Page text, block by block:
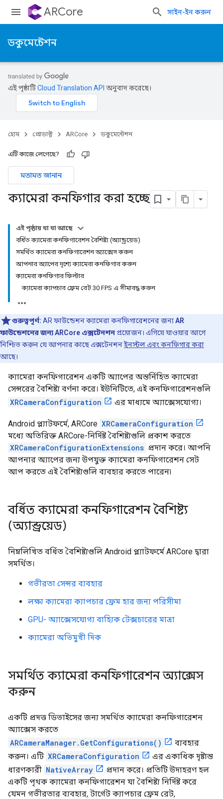
ARCore সাইন-ইন করুন
ডকুমেন্টেশন
এই পৃষ্ঠাটিCloud Translation API অনুবাদ করেছে।
হোম প্রোডাক্ট ARCore ডকুমেন্টেশন
এটি কাজে লেগেছে?
মতামত জানান
ক্যামেরা কনফিগার করা হচ্ছে
এই পৃষ্ঠায় যা যা আছে
বর্ধিত ক্যামেরা কনফিগারেশন বৈশিষ্ট্য (অ্যান্ড্রয়েড)
সমর্থিত ক্যামেরা কনফিগারেশন অ্যাক্সেস করুন
আপনার অ্যাপের দৃশ্যে ক্যামেরা কনফিগার করুন
ক্যামেরা কনফিগার ফিল্টার
ক্যামেরা ক্যাপচার ফ্রেম রেট 30 FPS এ সীমাবদ্ধ করুন
গুরুত্বপূর্ণ: AR ফাউন্ডেশন ক্যামেরা কনফিগারেশনের জন্যAR
ফাউন্ডেশনের জন্য ARCore এক্সটেনশন প্রয়োজন। এগিয়ে যাওয়ার আগে
নিশ্চিত করুন যে আপনার কাছে এক্সটেনশনইনস্টল এবং কনফিগার করা
আছে।
ক্যামেরা কনফিগারেশন একটি অ্যাপের অন্তর্নিহিত ক্যামেরা
সেন্সরের বৈশিষ্ট্য বর্ণনা করে। ইউনিটিতে, এই কনফিগারেশনগুলি
XRCameraConfiguration
এর মাধ্যমে অ্যাক্সেসযোগ্য।
Android প্ল্যাটফর্মে, ARCore XRCameraConfiguration
মধ্যে অতিরিক্ত ARCore-নির্দিষ্ট বৈশিষ্ট্যগুলি প্রকাশ করতে
XRCameraConfigurationExtensions প্রদান করে। আপনি
আপনার অ্যাপের জন্য উপযুক্ত ক্যামেরা কনফিগারেশন সেট
আপ করতে এই বৈশিষ্ট্যগুলি ব্যবহার করতে পারেন৷
বর্ধিত ক্যামেরা কনফিগারেশন বৈশিষ্ট্য
(অ্যান্ড্রয়েড)
নিম্নলিখিত বর্ধিত বৈশিষ্ট্যগুলি Android প্ল্যাটফর্মে ARCore দ্বারা
সমর্থিত।
গভীরতা সেন্সর ব্যবহার
লক্ষ্য ক্যামেরা ক্যাপচার ফ্রেম হার জন্য পরিসীমা
GPU- অ্যাক্সেসযোগ্য বাহ্যিক টেক্সচারের মাত্রা
ক্যামেরা অভিমুখী দিক
সমর্থিত ক্যামেরা কনফিগারেশন অ্যাক্সেস
করুন
একটি প্রদত্ত ডিভাইসের জন্য সমর্থিত ক্যামেরা কনফিগারেশন
অ্যাক্সেস করতে
ARCameraManager.GetConfigurations()
ব্যবহার
করুন। এটি XRCameraConfiguration
এর একাধিক দৃষ্টান্ত
ধারণকারী NativeArray
প্রদান করে। প্রতিটি উদাহরণ হল
একটি পৃথক ক্যামেরা কনফিগারেশন যা বৈশিষ্ট্য নির্দিষ্ট করে
যেমন গভীরতার ব্যবহার, টার্গেট ক্যাপচার ফ্রেম রেট,